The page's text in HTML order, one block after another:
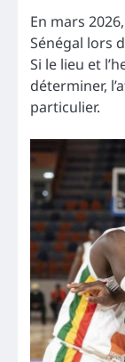
En mars
Sénégal lors
Si le lieu et
déterminer,
particulier.